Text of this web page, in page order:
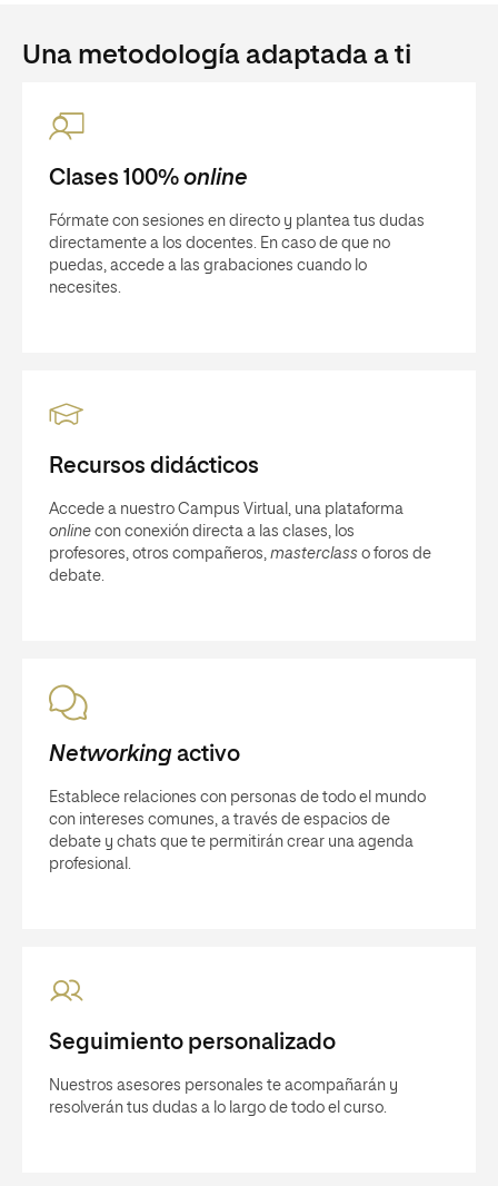
Una metodología adaptada a ti
Clases 100% online
Fórmate con sesiones en directo y plantea tus dudas
directamente a los docentes. En caso de que no
puedas, accede a las grabaciones cuando lo
necesites.
Recursos didácticos
Accede a nuestro Campus Virtual, una plataforma
online con conexión directa a las clases, los
profesores, otros compañeros, masterclass o foros de
debate.
Networkingactivo
Establece relaciones con personas de todo el mundo
con intereses comunes, a través de espacios de
debate y chats que te permitirán crear una agenda
profesional.
Seguimiento personalizado
Nuestros asesores personales te acompañarán y
resolverán tus dudas a lo largo de todo el curso.